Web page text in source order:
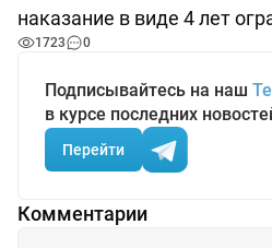
наказание в виде 4 лет
1723 0
Подписывайтесь на наш
в курсе последних
Перейти
Комментарии